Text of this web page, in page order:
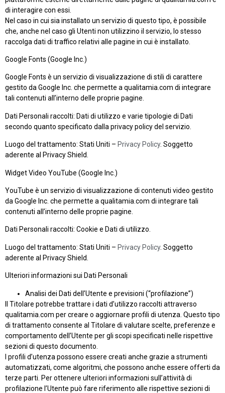
di interagire con essi.
Nel caso in cui sia installato un servizio di questo tipo, è possibile
che, anche nel caso gli Utenti non utilizzino il servizio, lo stesso
raccolga dati di traffico relativi alle pagine in cui è installato.
Google Fonts (Google Inc.)
Google Fonts è un servizio di visualizzazione di stili di carattere
gestito da Google Inc. che permette a qualitamia.com di integrare
tali contenuti all’interno delle proprie pagine.
Dati Personali raccolti: Dati di utilizzo e varie tipologie di Dati
secondo quanto specificato dalla privacy policy del servizio.
Luogo del trattamento: Stati Uniti – Privacy Policy. Soggetto
aderente al Privacy Shield.
Widget Video YouTube (Google Inc.)
YouTube è un servizio di visualizzazione di contenuti video gestito
da Google Inc. che permette a qualitamia.com di integrare tali
contenuti all’interno delle proprie pagine.
Dati Personali raccolti: Cookie e Dati di utilizzo.
Luogo del trattamento: Stati Uniti – Privacy Policy. Soggetto
aderente al Privacy Shield.
Ulteriori informazioni sui Dati Personali
Analisi dei Dati dell’Utente e previsioni (“profilazione”)
Il Titolare potrebbe trattare i dati d’utilizzo raccolti attraverso
qualitamia.com per creare o aggiornare profili di utenza. Questo tipo
di trattamento consente al Titolare di valutare scelte, preferenze e
comportamento dell’Utente per gli scopi specificati nelle rispettive
sezioni di questo documento.
I profili d’utenza possono essere creati anche grazie a strumenti
automatizzati, come algoritmi, che possono anche essere offerti da
terze parti. Per ottenere ulteriori informazioni sull’attività di
profilazione l’Utente può fare riferimento alle rispettive sezioni di